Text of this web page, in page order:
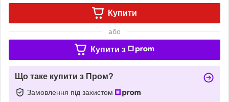
Купити
або
Купити з
Що таке купити з Пром?
Замовлення під захистом